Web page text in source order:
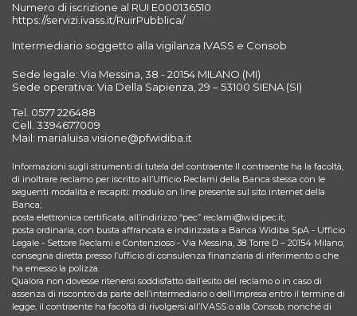
Numero di iscrizione al RUI E000136510
https://servizi.ivass.it/RuirPubblica/
Intermediario soggetto alla vigilanza IVASS e Consob
Sede legale: Via Messina, 38 - 20154 MILANO (MI)
Sede operativa: Via Della Sapienza, 29 – 53100 SIENA (SI)
Tel. 0577 226488
Cell. 3394677009
Mail: marialuisa.visione@pfwidiba.it
Informazioni sugli strumenti di tutela del contraente Il contraente ha la facoltà,
di inoltrare reclamo per iscritto all’Ufficio Reclami della Banca stessa con le
seguenti modalità e recapiti: modulo on line presente sul sito internet della
Banca;
posta elettronica certificata, all’indirizzo “pec” reclami@widipec.it;
posta ordinaria, con busta affrancata e indirizzata a Banca Widiba SpA - Ufficio
Legale - Settore Reclami e Contenzioso - Via Messina, 38 Torre D – 20154 Milano;
consegna diretta presso l’ufficio di consulenza finanziaria di riferimento o che
ha emesso la polizza.
Qualora non dovesse ritenersi soddisfatto dall’esito del reclamo o in caso di
assenza di riscontro da parte dell’intermediario o dell’impresa entro il termine di
legge, il contraente ha facoltà di rivolgersi all’IVASS o alla Consob, nonché di